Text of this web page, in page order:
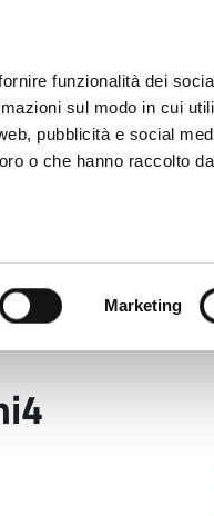
funzionalità dei
sul modo in cui
pubblicità e social
o che hanno raccolto
Marketing